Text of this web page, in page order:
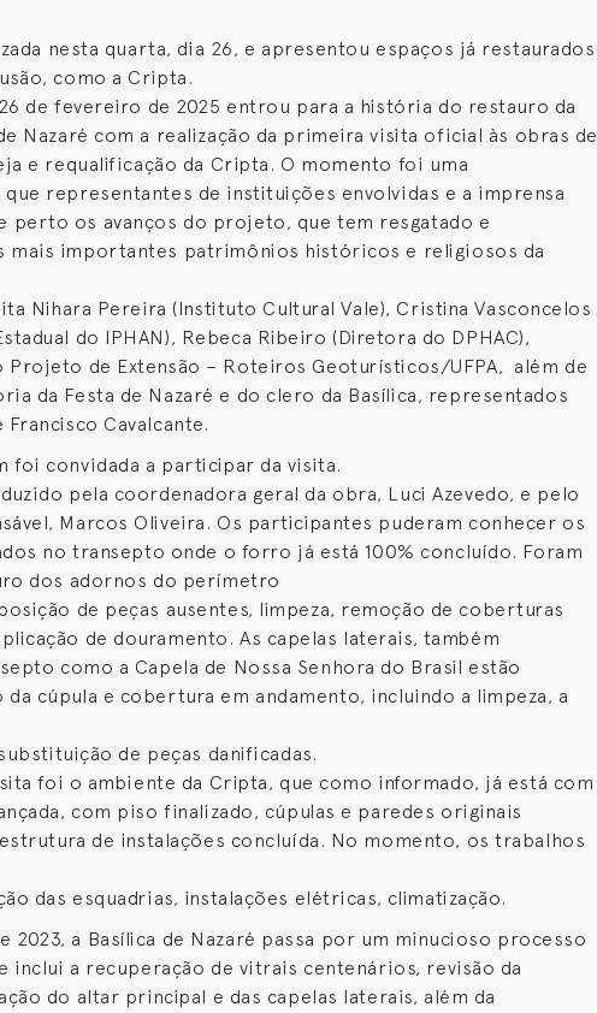
nesta quarta, dia 26, e apresentou espaços já restaurados
como a Cripta.
26 de fevereiro de 2025 entrou para a história do restauro da
Nazaré com a realização da primeira visita oficial às obras de
e requalificação da Cripta. O momento foi uma
representantes de instituições envolvidas e a imprensa
perto os avanços do projeto, que tem resgatado e
mais importantes patrimônios históricos e religiosos da
Nihara Pereira (Instituto Cultural Vale), Cristina Vasconcelos
do IPHAN), Rebeca Ribeiro (Diretora do DPHAC),
Projeto de Extensão – Roteiros Geoturísticos/UFPA, além de
da Festa de Nazaré e do clero da Basílica, representados
Cavalcante.
foi convidada a participar da visita.
pela coordenadora geral da obra, Luci Azevedo, e pelo
Marcos Oliveira. Os participantes puderam conhecer os
no transepto onde o forro já está 100% concluído. Foram
dos adornos do perímetro
de peças ausentes, limpeza, remoção de coberturas
de douramento. As capelas laterais, também
como a Capela de Nossa Senhora do Brasil estão
da cúpula e cobertura em andamento, incluindo a limpeza, a
de peças danificadas.
foi o ambiente da Cripta, que como informado, já está com
com piso finalizado, cúpulas e paredes originais
de instalações concluída. No momento, os trabalhos
das esquadrias, instalações elétricas, climatização.
2023, a Basílica de Nazaré passa por um minucioso processo
inclui a recuperação de vitrais centenários, revisão da
do altar principal e das capelas laterais, além da